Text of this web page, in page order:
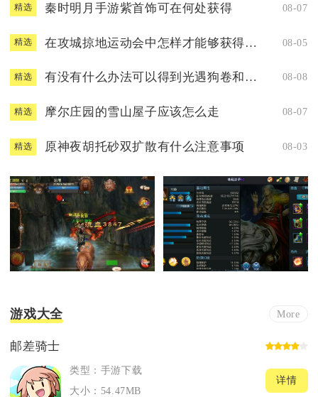
精选 秦时明月手游紫首饰可在何处获得 08-07
精选 在攻城掠地运动会中怎样才能够获得紫宝 08-05
精选 有没有什么办法可以得到光遇狗卷和口罩 08-08
精选 摩尔庄园的雪山屋子应该怎么走 08-07
精选 原神夜胡托砂双扩散有什么注意事项 08-03
游戏大全 More
邮差骑士
类型：手游下载
大小：54.47MB
详情